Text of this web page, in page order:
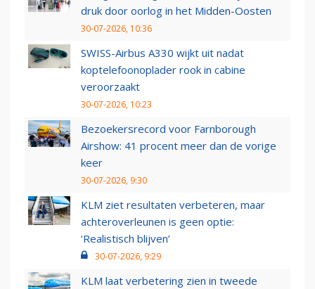
druk door oorlog in het Midden-Oosten
30-07-2026, 10:36
SWISS-Airbus A330 wijkt uit nadat
koptelefoonoplader rook in cabine
veroorzaakt
30-07-2026, 10:23
Bezoekersrecord voor Farnborough
Airshow: 41 procent meer dan de vorige
keer
30-07-2026, 9:30
KLM ziet resultaten verbeteren, maar
achteroverleunen is geen optie:
‘Realistisch blijven’
30-07-2026, 9:29
KLM laat verbetering zien in tweede